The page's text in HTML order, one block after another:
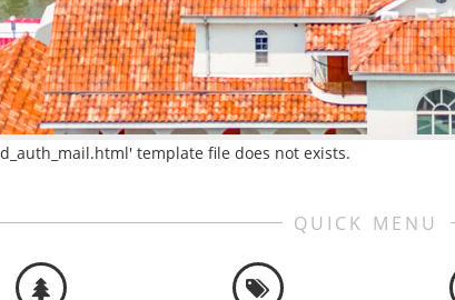
template file does not exists.
QUICK MENU